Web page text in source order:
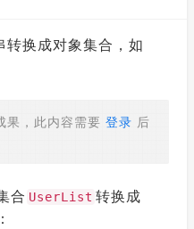
换成对象集合，如
果，此内容需要 登录 后
合 UserList 转换成